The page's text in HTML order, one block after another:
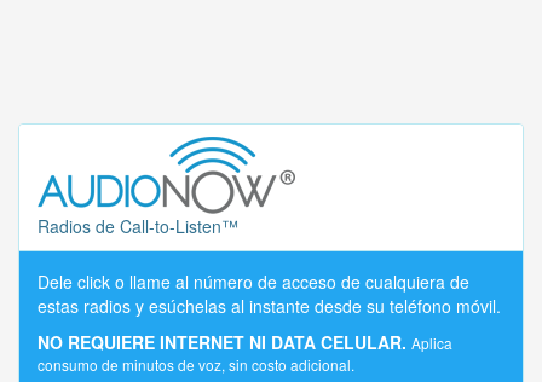
Radios de Call-to-Listen™
Dele click o llame al número de acceso de cualquiera de
estas radios y esúchelas al instante desde su teléfono móvil.
NO REQUIERE INTERNET NI DATA CELULAR. Aplica
consumo de minutos de voz, sin costo adicional.